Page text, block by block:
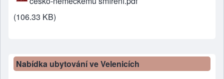
(106.33 KB)
Nabídka ubytování ve Velenicích